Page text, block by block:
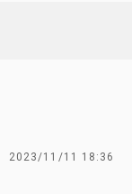
2023/11/11 18:36